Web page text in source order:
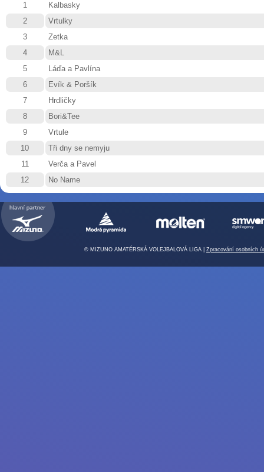
1
Kalbasky
2
Vrtulky
3
Zetka
4
M&L
5
Láďa a Pavlína
6
Evík & Poršík
7
Hrdličky
8
Bori&Tee
9
Vrtule
10
Tři dny se nemyju
11
Verča a Pavel
12
No Name
© MIZUNO AMATÉRSKÁ VOLEJBALOVÁ LIGA | Zpracování osobních